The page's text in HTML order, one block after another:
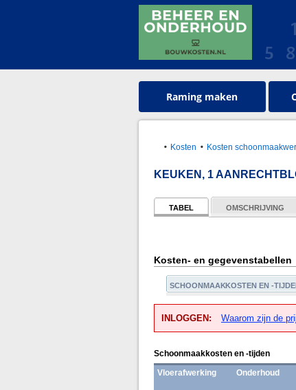
Raming maken
Kosten Kosten
KEUKEN, 1
TABEL OMSCHRIJVING
Kosten- en gegevenstabellen
SCHOONMAAKKOSTEN EN -
INLOGGEN: Waarom zijn de
Schoonmaakkosten en -tijden
Vloerafwerking
Onderhoud